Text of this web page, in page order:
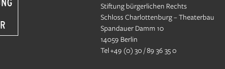
Stiftung bürgerlichen Rechts
Schloss Charlottenburg – Theaterbau
Spandauer Damm 10
14059 Berlin
Tel+49 (0) 30 / 89 36 35 0